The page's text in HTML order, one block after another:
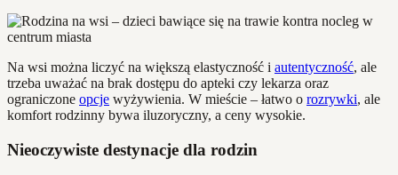
Na wsi można liczyć na większą elastyczność i autentyczność, ale
trzeba uważać na brak dostępu do apteki czy lekarza oraz
ograniczone opcje wyżywienia. W mieście – łatwo o rozrywki, ale
komfort rodzinny bywa iluzoryczny, a ceny wysokie.
Nieoczywiste destynacje dla rodzin